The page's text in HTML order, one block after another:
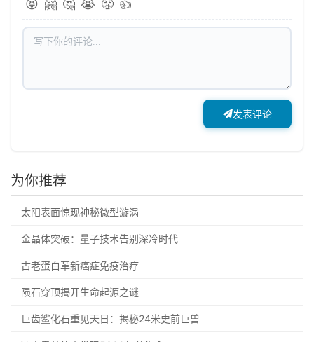
😝 🤗 🤔 😭 😤 👍
发表评论
为你推荐
太阳表面惊现神秘微型漩涡
金晶体突破：量子技术告别深冷时代
古老蛋白革新癌症免疫治疗
陨石穿顶揭开生命起源之谜
巨齿鲨化石重见天日：揭秘24米史前巨兽